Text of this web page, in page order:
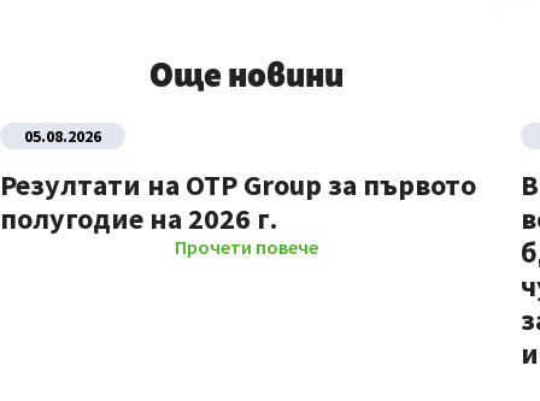
Още новини
05.08.2026
Резултати на OTP Group за първото
полугодие на 2026 г.
Прочети повече